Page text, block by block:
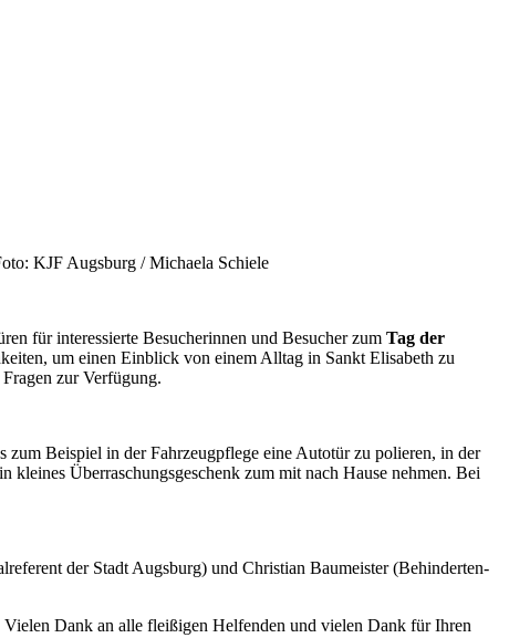
KJF Augsburg / Michaela Schiele
für interessierte Besucherinnen und Besucher zum Tag der
um einen Einblick von einem Alltag in Sankt Elisabeth zu
zur Verfügung.
zum Beispiel in der Fahrzeugpflege eine Autotür zu polieren, in der
Überraschungsgeschenk zum mit nach Hause nehmen. Bei
der Stadt Augsburg) und Christian Baumeister (Behinderten-
Vielen Dank an alle fleißigen Helfenden und vielen Dank für Ihren